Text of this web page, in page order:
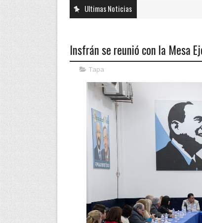
Ultimas Noticias
Insfrán se reunió con la Mesa
Tapa